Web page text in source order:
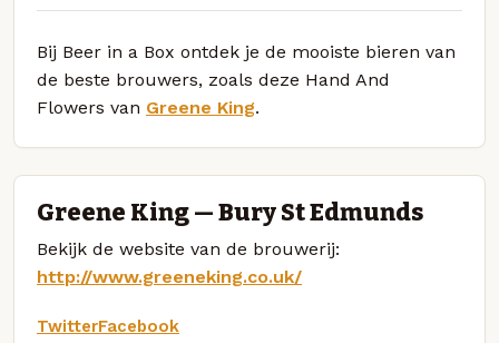
Bij Beer in a Box ontdek je de mooiste bieren van
de beste brouwers, zoals deze Hand And
Flowers van Greene King.
Greene King — Bury St Edmunds
Bekijk de website van de brouwerij:
http://www.greeneking.co.uk/
TwitterFacebook